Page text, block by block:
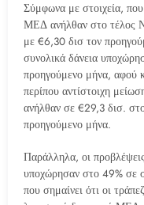
Σύμφωνα με στοιχεία,
ΜΕΔ ανήλθαν στο τέλος
με €6,30 δισ τον
συνολικά δάνεια
προηγούμενο μήνα, αφού
περίπου αντίστοιχη
ανήλθαν σε €29,3 δισ.
προηγούμενο μήνα.
Παράλληλα, οι
υποχώρησαν στο 49% σε
που σημαίνει ότι οι